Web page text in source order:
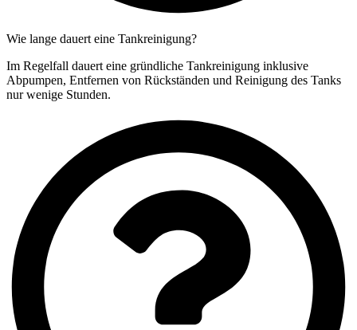
Wie lange dauert eine Tankreinigung?
Im Regelfall dauert eine gründliche Tankreinigung inklusive
Abpumpen, Entfernen von Rückständen und Reinigung des Tanks
nur wenige Stunden.